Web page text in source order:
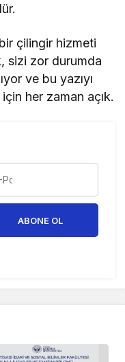
çilingir hizmeti
sizi zor durumda
ve bu yazıyı
her zaman açık.
ABONE OL